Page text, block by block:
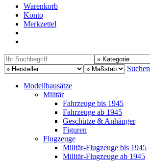
Warenkorb
Konto
Merkzettel
Suchen
Modellbausätze
Militär
Fahrzeuge bis 1945
Fahrzeuge ab 1945
Geschütze & Anhänger
Figuren
Flugzeuge
Militär-Flugzeuge bis 1945
Militär-Flugzeuge ab 1945